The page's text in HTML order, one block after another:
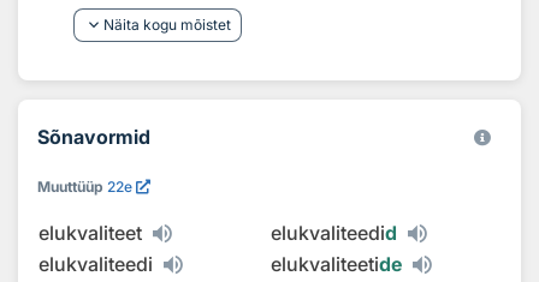
keyboard_arrow_down Näita kogu mõistet
Sõnavormid
Muuttüüp 22e
elukvaliteet elukvaliteedid
elukvaliteedi
elukvaliteetide